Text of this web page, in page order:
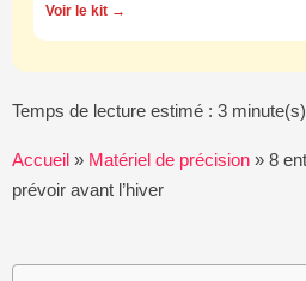
Voir le kit →
Temps de lecture estimé : 3 minute(s)
Accueil » Matériel de précision » 8
prévoir avant l’hiver